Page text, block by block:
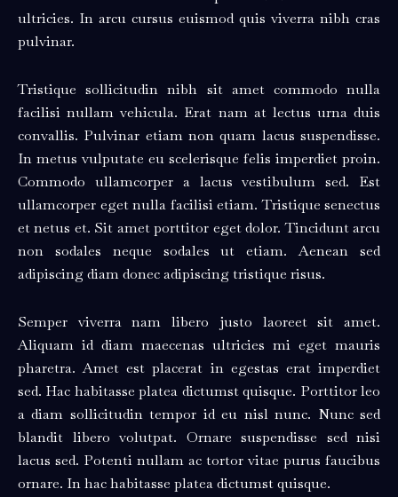
ultricies. In arcu cursus euismod quis viverra nibh cras
pulvinar.
Tristique sollicitudin nibh sit amet commodo nulla
facilisi nullam vehicula. Erat nam at lectus urna duis
convallis. Pulvinar etiam non quam lacus suspendisse.
In metus vulputate eu scelerisque felis imperdiet proin.
Commodo ullamcorper a lacus vestibulum sed. Est
ullamcorper eget nulla facilisi etiam. Tristique senectus
et netus et. Sit amet porttitor eget dolor. Tincidunt arcu
non sodales neque sodales ut etiam. Aenean sed
adipiscing diam donec adipiscing tristique risus.
Semper viverra nam libero justo laoreet sit amet.
Aliquam id diam maecenas ultricies mi eget mauris
pharetra. Amet est placerat in egestas erat imperdiet
sed. Hac habitasse platea dictumst quisque. Porttitor leo
a diam sollicitudin tempor id eu nisl nunc. Nunc sed
blandit libero volutpat. Ornare suspendisse sed nisi
lacus sed. Potenti nullam ac tortor vitae purus faucibus
ornare. In hac habitasse platea dictumst quisque.